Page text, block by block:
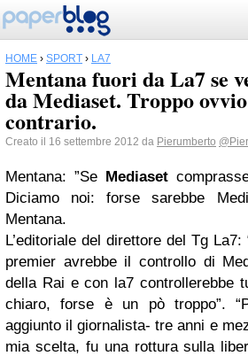
HOME › SPORT › LA7
Mentana fuori da La7 se
da Mediaset. Troppo
contrario.
Creato il 16 settembre 2012 da Pierumberto
Mentana: ”Se Mediaset
Diciamo noi: forse sarebbe
Mentana.
L’editoriale del direttore del Tg
premier avrebbe il controllo di
della Rai e con la7 controllerebbe
chiaro, forse è un pò troppo”.
aggiunto il giornalista- tre anni e
mia scelta, fu una rottura sulla